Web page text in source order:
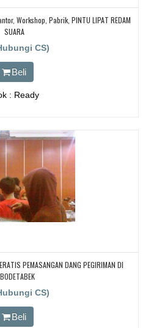
Workshop, Pabrik, PINTU LIPAT REDAM
SUARA
CS)
Beli
: Ready
PEMASANGAN DANG PEGIRIMAN DI
CS)
Beli